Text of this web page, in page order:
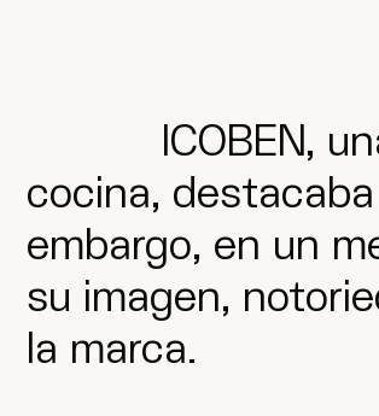
ICOBEN,
cocina,
embargo, en un
su imagen,
la marca.